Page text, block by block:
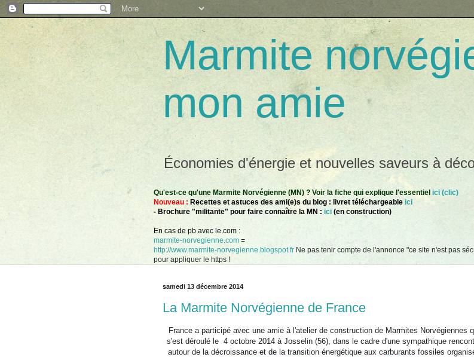
Marmite
mon amie
Économies d'énergie et nouvelles saveurs à
Qu'est-ce qu'une Marmite Norvégienne (MN) ? Voir la fiche qui explique l'essentiel ici (clic)
Nouveau : Recettes et astuces des ami(e)s du blog : livret téléchargeable ici
- Brochure "militante" pour faire connaître la MN : ici (en construction)
En cas de pb avec le.com :
marmite-norvegienne.com =
http://www.marmite-norvegienne.blogspot.fr Ne pas tenir compte de l'annonce "ce site n'est pas
pour appliquer le https !
samedi 13 décembre 2014
La Marmite Norvégienne de France
France a participé avec une amie à l'atelier de construction de Marmites Norvégiennes
s'est déroulé le 4 octobre 2014 à Josselin (56), dans le cadre d'une sympathique
autour de la décroissance et de la transition énergétique aux carburants fossiles